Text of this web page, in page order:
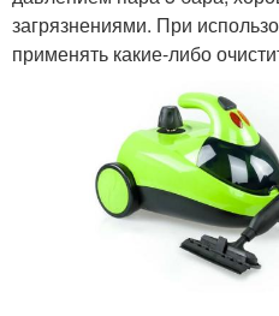
загрязнениями. При
применять какие-либо